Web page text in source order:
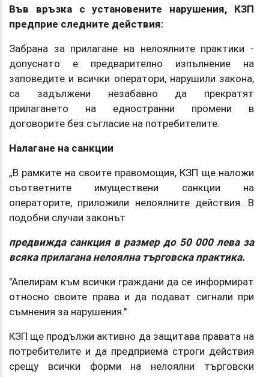
Във връзка с установените нарушения, КЗП
предприе следните действия:
Забрана за прилагане на нелоялните практики -
допуснато е предварително изпълнение на
заповедите и всички оператори, нарушили закона,
са задължени незабавно да прекратят
прилагането на едностранни промени в
договорите без съгласие на потребителите.
Налагане на санкции
„В рамките на своите правомощия, КЗП ще наложи
съответните имуществени санкции на
операторите, приложили нелоялните действия. В
подобни случаи законът
предвижда санкция в размер до 50 000 лева за
всяка прилагана нелоялна търговска практика.
"Апелирам към всички граждани да се информират
относно своите права и да подават сигнали при
съмнения за нарушения."
КЗП ще продължи активно да защитава правата на
потребителите и да предприема строги действия
срещу всички форми на нелоялни търговски